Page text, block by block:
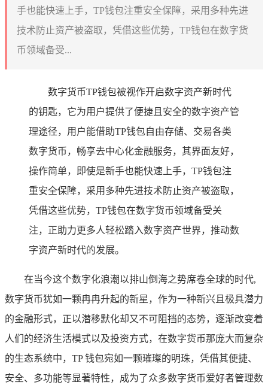
手也能快速上手，TP钱包注重安全保障，采用多种先进
技术防止资产被盗取，凭借这些优势，TP钱包在数字货
币领域备受...
数字货币TP钱包被视作开启数字资产新时代
的钥匙，它为用户提供了便捷且安全的数字资产管
理途径，用户能借助TP钱包自由存储、交易各类
数字货币，畅享去中心化金融服务，其界面友好，
操作简单，即使是新手也能快速上手，TP钱包注
重安全保障，采用多种先进技术防止资产被盗取，
凭借这些优势，TP钱包在数字货币领域备受关
注，正助力更多人轻松踏入数字资产世界，推动数
字资产新时代的发展。
在当今这个数字化浪潮以排山倒海之势席卷全球的时代,
数字货币犹如一颗冉冉升起的新星，作为一种新兴且极具潜力
的金融形式，正以潜移默化却又不可阻挡的态势，逐渐改变着
人们的经济生活模式以及投资方式，在数字货币那庞大而复杂
的生态系统中，TP 钱包宛如一颗璀璨的明珠，凭借其便捷、
安全、多功能等显著特性，成为了众多数字货币爱好者管理数